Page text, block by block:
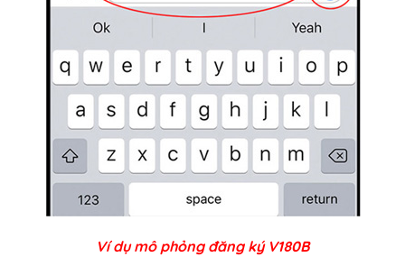
Ví dụ mô phỏng đăng ký V180B